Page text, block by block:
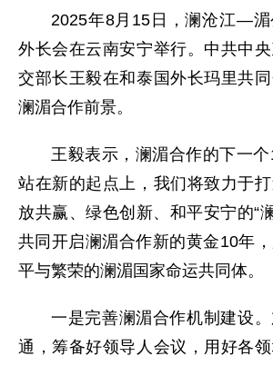
2025年8月15日，澜沧江—湄
外长会在云南安宁举行。中共中
交部长王毅在和泰国外长玛里共
澜湄合作前景。
王毅表示，澜湄合作的下一个
站在新的起点上，我们将致力于
放共赢、绿色创新、和平安宁的“
共同开启澜湄合作新的黄金10年
平与繁荣的澜湄国家命运共同体。
一是完善澜湄合作机制建设
通，筹备好领导人会议，用好各